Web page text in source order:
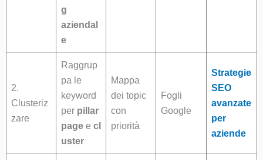
g
aziendal
e
2.
Clusteriz
zare
Raggrup
pa le
keyword
per pillar
pagee cl
uster
Mappa
dei topic
con
priorità
Fogli
Google
Strategie
SEO
avanzate
per
aziende